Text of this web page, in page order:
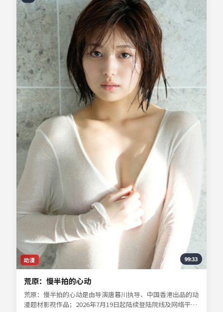
动漫 99:33
荒原：慢半拍的心动
荒原：慢半拍的心动是由导演唐暮川执导、中国香港出品的动
漫题材影视作品；2026年7月19日起陆续登陆院线及网络平